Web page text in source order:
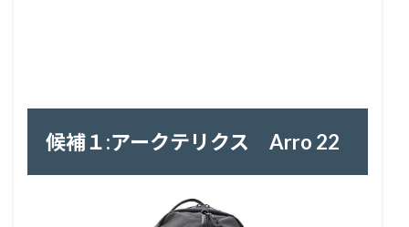
候補１:アークテリクス Arro 22